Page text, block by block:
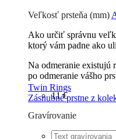
Twin Rings
Zásnubné prstne z
Veľkosť prsteňa (mm)
Ako určiť správnu
ktorý vám padne ako
Na odmeranie existujú
po odmeranie vášho
11 €
Gravírovanie